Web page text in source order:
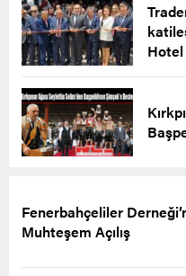
Hotel
Fenerbahçeliler
Muhteşem Açılış